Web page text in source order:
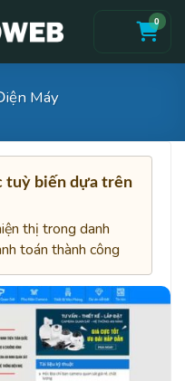
0
Máy
tuỳ biến dựa trên
thị trong danh
toán thành công